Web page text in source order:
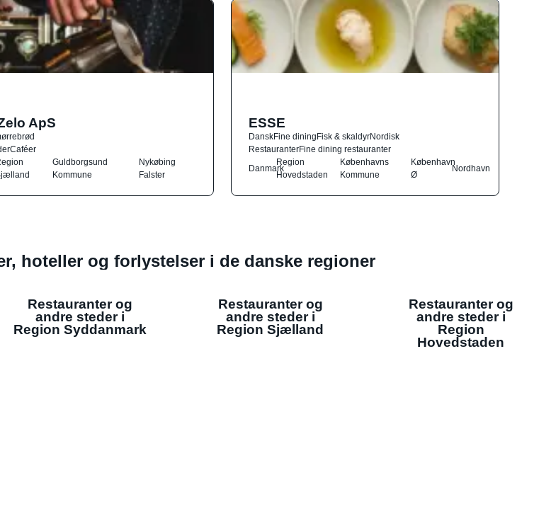
ApS
Caféer
Guldborgsund
Kommune
Nykøbing
Falster
ESSE
DanskFine diningFisk & skaldyrNordisk
RestauranterFine dining restauranter
Danmark
Region
Hovedstaden
Københavns
Kommune
København
Ø
Nordhavn
hoteller og forlystelser i de danske regioner
Restauranter og
andre steder i
Region Syddanmark
Restauranter og
andre steder i
Region Sjælland
Restauranter og
andre steder i
Region
Hovedstaden